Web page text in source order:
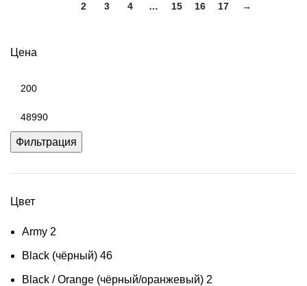
Цена
Фильтрация
Цвет
Army 2
Black (чёрный) 46
Black / Orange (чёрный/оранжевый) 2
2 3 4 … 15 16 17 →